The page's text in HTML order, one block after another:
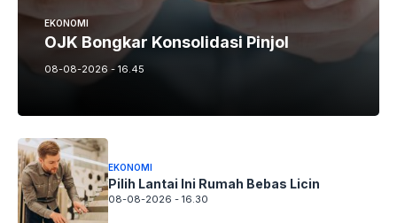
EKONOMI
OJK Bongkar Konsolidasi Pinjol
08-08-2026 - 16.45
EKONOMI
Pilih Lantai Ini Rumah Bebas Licin
08-08-2026 - 16.30